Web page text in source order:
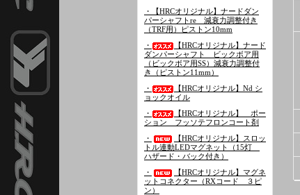
・【HRCオリジナル】ナードダン
パーシャフトre 減衰力調整付き
（TRF用）ピストン10mm
・
【HRCオリジナル】ナード
ダンパーシャフト ビックボア用
（ビックボア用SS）減衰力調整付
き（ピストン11mm）
・
【HRCオリジナル】Nd シ
ョックオイル
・
【HRCオリジナル】 ポー
ション フッソテフロンコート剤
・
【HRCオリジナル】スロッ
トル連動LEDマグネット（15灯
ハザード・バック付き）
・
【HRCオリジナル】マグネ
ットコネクター（RXコード ３ピ
ン）